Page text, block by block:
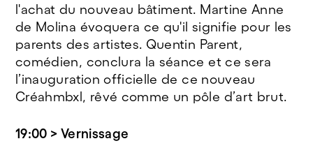
l'achat du nouveau bâtiment. Martine Anne
de Molina évoquera ce qu'il signifie pour les
parents des artistes. Quentin Parent,
comédien, conclura la séance et ce sera
l’inauguration officielle de ce nouveau
Créahmbxl, rêvé comme un pôle d’art brut.
19:00 > Vernissage